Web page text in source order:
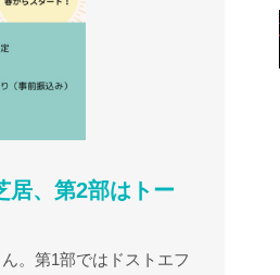
居、第2部はトー
。第1部ではドストエフ